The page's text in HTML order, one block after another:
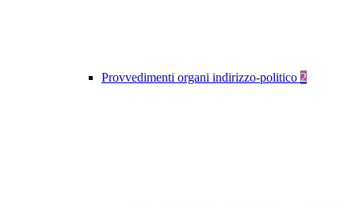
Provvedimenti organi indirizzo-politico 2